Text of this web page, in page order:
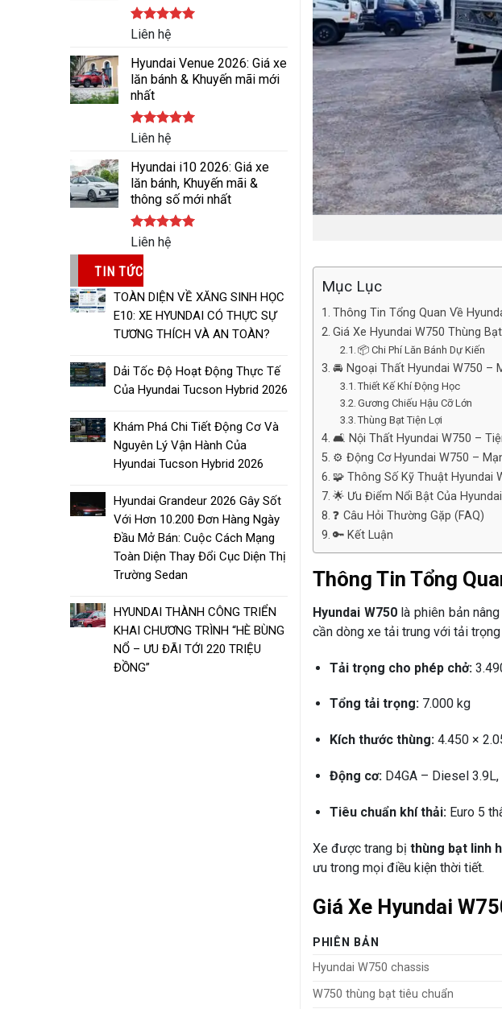
Được xếp
5.00
5 sao
Liên hệ
Hyundai Venue 2026: Giá xe
lăn bánh & Khuyến mãi mới
nhất
Được xếp
5.00
5 sao
Liên hệ
Hyundai i10 2026: Giá xe
lăn bánh, Khuyến mãi &
thông số mới nhất
Được xếp
hạng
5.00
5 sao
Liên hệ
TIN TỨC
TOÀN DIỆN VỀ XĂNG SINH HỌC
E10: XE HYUNDAI CÓ THỰC SỰ
TƯƠNG THÍCH VÀ AN TOÀN?
Dải Tốc Độ Hoạt Động Thực Tế
Của Hyundai Tucson Hybrid 2026
Khám Phá Chi Tiết Động Cơ Và
Nguyên Lý Vận Hành Của
Hyundai Tucson Hybrid 2026
Hyundai Grandeur 2026 Gây Sốt
Với Hơn 10.200 Đơn Hàng Ngày
Đầu Mở Bán: Cuộc Cách Mạng
Toàn Diện Thay Đổi Cục Diện Thị
Trường Sedan
HYUNDAI THÀNH CÔNG TRIỂN
KHAI CHƯƠNG TRÌNH “HÈ BÙNG
NỔ – ƯU ĐÃI TỚI 220 TRIỆU
ĐỒNG”
Mục Lục
Thông Tin Tổng Quan Về
Giá Xe Hyundai W750 Thùng
📦 Chi Phí Lăn Bánh Dự Kiến
🚘 Ngoại Thất Hyundai W750 –
Thiết Kế Khí Động Học
Gương Chiếu Hậu Cỡ Lớn
Thùng Bạt Tiện Lợi
🛋️ Nội Thất Hyundai W750 –
⚙️ Động Cơ Hyundai W750 –
🧩 Thông Số Kỹ Thuật Hyundai
🌟 Ưu Điểm Nổi Bật Của
❓ Câu Hỏi Thường Gặp (FAQ)
🔑 Kết Luận
Thông Tin Tổng
Hyundai W750là phiên bản
cần dòng xe tải trung với tải
Tải trọng cho phép chở:
Tổng tải trọng:7.000 kg
Kích thước thùng:4.450 ×
Động cơ:D4GA – Diesel
Tiêu chuẩn khí thải:Euro 5
Xe được trang bị thùng bạt linh
ưu trong mọi điều kiện thời tiết.
Giá Xe Hyundai
PHIÊN BẢN
Hyundai W750 chassis
W750 thùng bạt tiêu chuẩn